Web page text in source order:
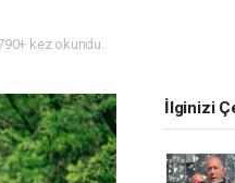
kez okundu.
İlginizi